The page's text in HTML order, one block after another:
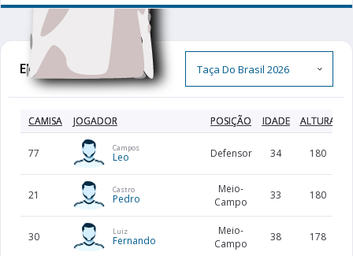
Elenco Completo
CAMISA JOGADOR POSIÇÃO IDADE ALTURA
77 Campos
Leo Defensor 34 180
21 Castro
Pedro
Meio-
Campo
33 180
30 Luiz
Fernando
Meio-
Campo
38 178